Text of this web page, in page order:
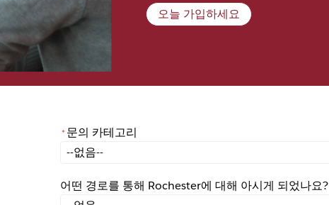
오늘 가입하세요
* 문의 카테고리
문의 카테고리
어떤 경로를 통해 Rochester에 대해 아시게 되었나요?
어떤 경로를 통해 Rochester에 대해 아시게 되었나요?